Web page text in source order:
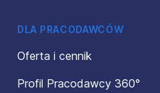
DLA PRACODAWCÓW
Oferta i cennik
Profil Pracodawcy 360°